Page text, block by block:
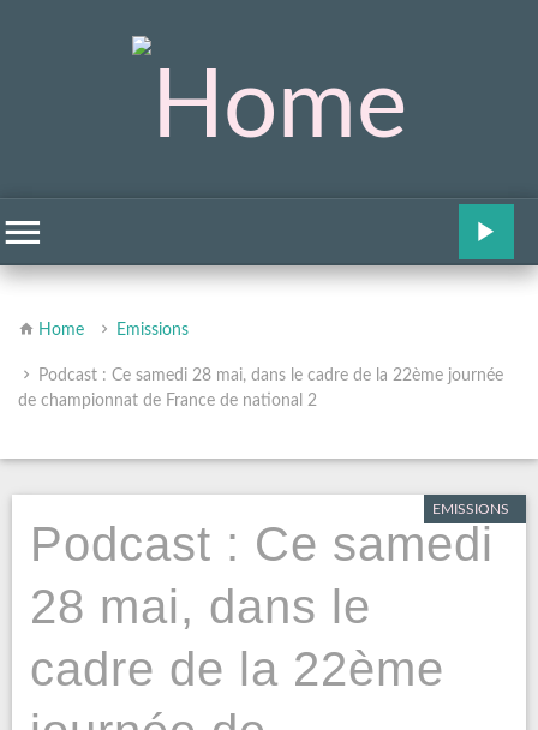
Home Emissions
Podcast : Ce samedi 28 mai, dans le cadre de la 22ème journée
de championnat de France de national 2
EMISSIONS
Podcast : Ce samedi
28 mai, dans le
cadre de la 22ème